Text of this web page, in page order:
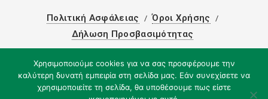
Πολιτική Ασφάλειας
Όροι Χρήσης
Δήλωση Προσβασιμότητας
Χρησιμοποιούμε cookies για να σας προσφέρουμε την
καλύτερη δυνατή εμπειρία στη σελίδα μας. Εάν συνεχίσετε να
χρησιμοποιείτε τη σελίδα, θα υποθέσουμε πως είστε